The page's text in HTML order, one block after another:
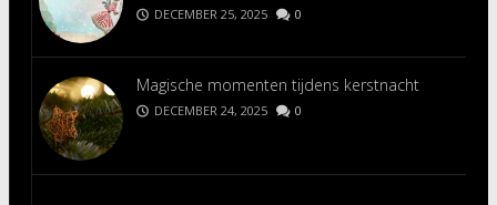
DECEMBER 25, 2025 0
Magische momenten tijdens kerstnacht
DECEMBER 24, 2025 0